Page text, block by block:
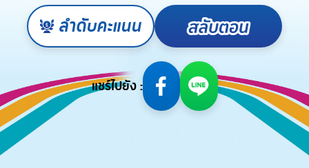
ลำดับคะแนน
แชร์ไปยัง :